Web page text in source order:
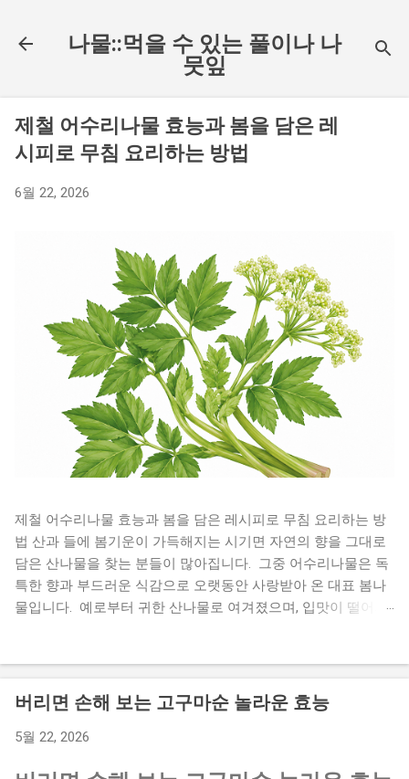
나물::먹을 수 있는 풀이나 나
뭇잎
제철 어수리나물 효능과 봄을 담은 레
시피로 무침 요리하는 방법
6월 22, 2026
제철 어수리나물 효능과 봄을 담은 레시피로 무침 요리하는 방
법 산과 들에 봄기운이 가득해지는 시기면 자연의 향을 그대로
담은 산나물을 찾는 분들이 많아집니다. 그중 어수리나물은 독
특한 향과 부드러운 식감으로 오랫동안 사랑받아 온 대표 봄나
물입니다. 예로부터 귀한 산나물로 여겨졌으며, 입맛이 떨어지
오늘은 어수리나물 효능부터 손질법, 보관법, 맛있는 레시피까
끝까지 읽어보세요. 어수리나물은 어떤 나물일까 어수리는 산
버리면 손해 보는 고구마순 놀라운 효능
5월 22, 2026